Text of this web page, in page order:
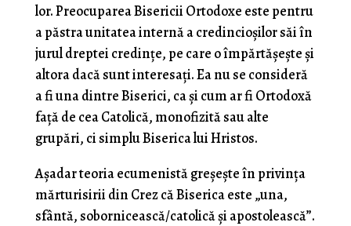
lor. Preocuparea Bisericii Ortodoxe este pentru
a păstra unitatea internă a credincioșilor săi în
jurul dreptei credințe, pe care o împărtășește și
altora dacă sunt interesați. Ea nu se consideră
a fi una dintre Biserici, ca și cum ar fi Ortodoxă
față de cea Catolică, monofizită sau alte
grupări, ci simplu Biserica lui Hristos.
Așadar teoria ecumenistă greșește în privința
mărturisirii din Crez că Biserica este „una,
sfântă, sobornicească/catolică și apostolească”.